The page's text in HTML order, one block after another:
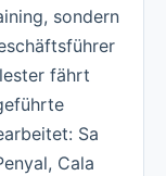
sondern
fährt
Sa
Cala